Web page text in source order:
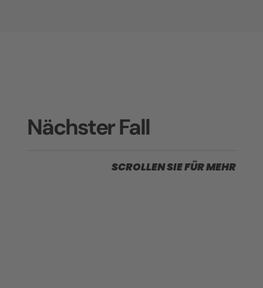
Nächster Fall
SCROLLEN SIE FÜR MEHR